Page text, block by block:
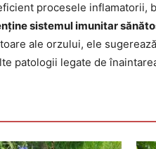
procesele inflamatorii,
sistemul imunitar
ale orzului, ele
patologii legate de